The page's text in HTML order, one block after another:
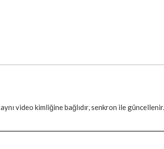
video kimliğine bağlıdır, senkron ile güncellenir.